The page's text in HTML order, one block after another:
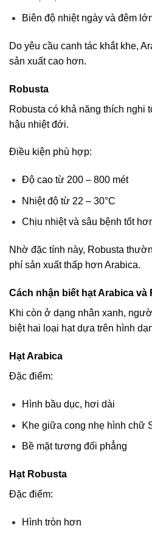
Biên độ nhiệt ngày và đêm
Do yêu cầu canh tác khắt khe,
sản xuất cao hơn.
Robusta
Robusta có khả năng thích nghi
hậu nhiệt đới.
Điều kiện phù hợp:
Độ cao từ 200 – 800 mét
Nhiệt độ từ 22 – 30°C
Chịu nhiệt và sâu bệnh tốt
Nhờ đặc tính này, Robusta
phí sản xuất thấp hơn Arabica.
Cách nhận biết hạt Arabica và
Khi còn ở dạng nhân xanh,
biệt hai loại hạt dựa trên hình
Hạt Arabica
Đặc điểm:
Hình bầu dục, hơi dài
Khe giữa cong nhẹ hình chữ
Bề mặt tương đối phẳng
Hạt Robusta
Đặc điểm:
Hình tròn hơn